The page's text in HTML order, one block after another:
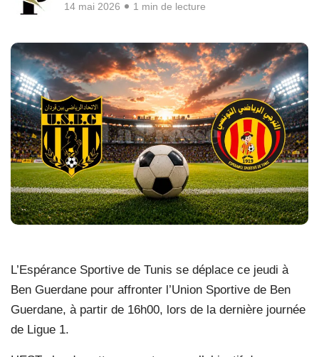
14 mai 2026 1 min de lecture
L’Espérance Sportive de Tunis se déplace ce jeudi à
Ben Guerdane pour affronter l’Union Sportive de Ben
Guerdane, à partir de 16h00, lors de la dernière journée
de Ligue 1.